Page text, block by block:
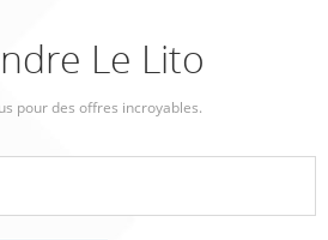
Le Lito
pour des offres incroyables.